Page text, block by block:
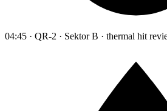
04:45 · QR-2 · Sektor B · thermal hit